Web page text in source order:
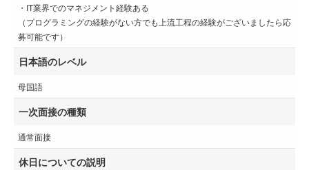
・IT業界でのマネジメント経験ある
（プログラミングの経験がない方でも上流工程の経験がございましたら応
募可能です）
日本語のレベル
母国語
一次面接の種類
通常面接
休日についての説明